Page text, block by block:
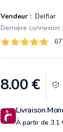
Vendeur : Delfiar
Évaluations
67 sur 5 étoiles
Product
8.00€
Livraison
À partir de 3.1